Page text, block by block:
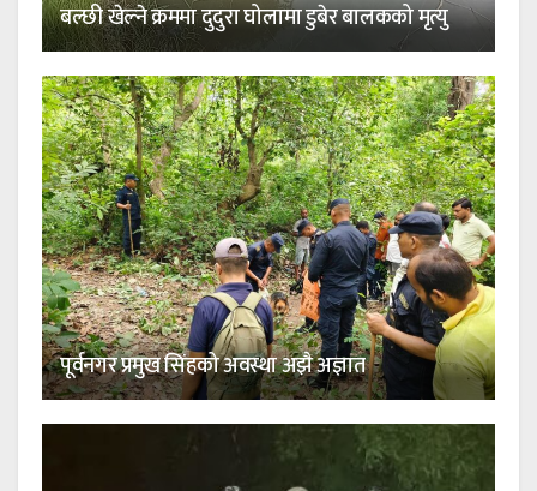
बल्छी खेल्ने क्रममा दुदुरा घोलामा डुबेर बालकको मृत्यु
पूर्वनगर प्रमुख सिंहको अवस्था अझै अज्ञात